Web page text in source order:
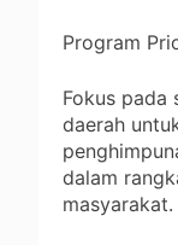
Program
Fokus pada
daerah
dalam
masyarakat.